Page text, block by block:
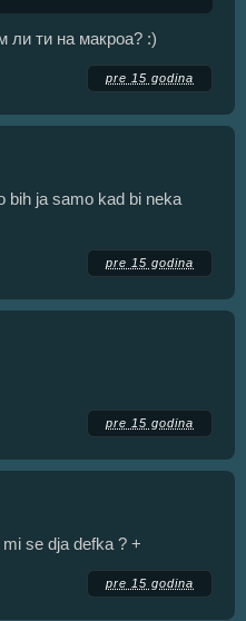
ли ти на макроа? :)
pre 15 godina
bih ja samo kad bi neka
pre 15 godina
pre 15 godina
se dja defka ? +
pre 15 godina